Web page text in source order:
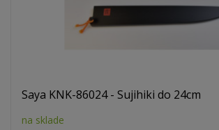
Saya KNK-86024 - Sujihiki do 24cm
na sklade